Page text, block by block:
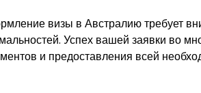
визы в Австралию требует
Успех вашей заявки во
и предоставления всей